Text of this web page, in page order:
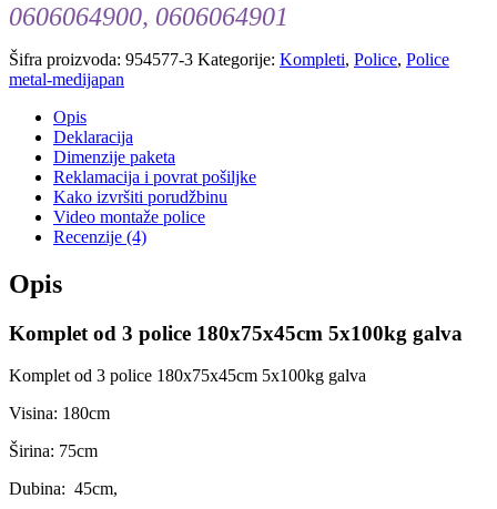
0606064900, 0606064901
Šifra proizvoda: 954577-3 Kategorije: Kompleti, Police, Police
metal-medijapan
Opis
Deklaracija
Dimenzije paketa
Reklamacija i povrat pošiljke
Kako izvršiti porudžbinu
Video montaže police
Recenzije (4)
Opis
Komplet od 3 police 180x75x45cm 5x100kg galva
Komplet od 3 police 180x75x45cm 5x100kg galva
Visina: 180cm
Širina: 75cm
Dubina: 45cm,